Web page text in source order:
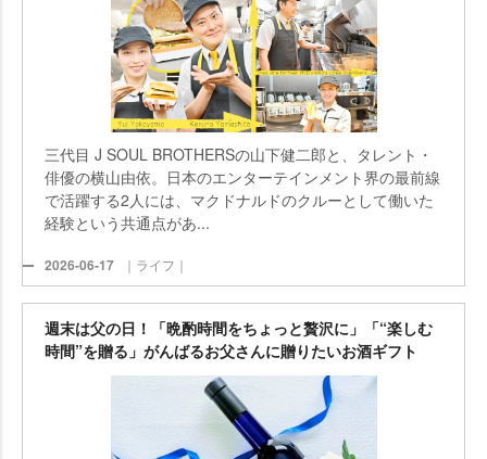
三代目 J SOUL BROTHERSの山下健二郎と、タレント・
俳優の横山由依。日本のエンターテインメント界の最前線
で活躍する2人には、マクドナルドのクルーとして働いた
経験という共通点があ...
2026-06-17 ｜ライフ｜
週末は父の日！「晩酌時間をちょっと贅沢に」「“楽しむ
時間”を贈る」がんばるお父さんに贈りたいお酒ギフト